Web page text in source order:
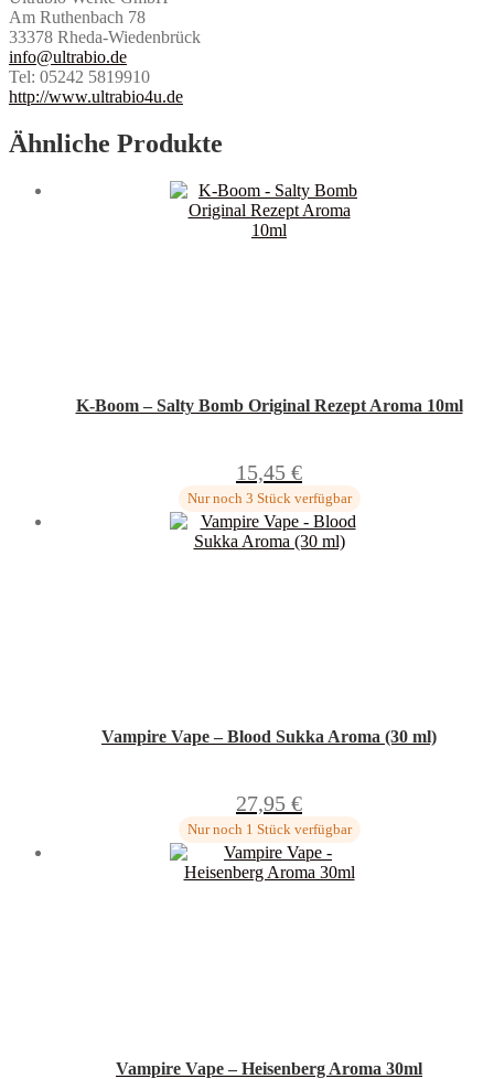
Am Ruthenbach 78
33378 Rheda-Wiedenbrück
info@ultrabio.de
Tel: 05242 5819910
http://www.ultrabio4u.de
Ähnliche Produkte
K-Boom – Salty Bomb Original Rezept Aroma 10ml
15,45 €
Nur noch 3 Stück verfügbar
Vampire Vape – Blood Sukka Aroma (30 ml)
27,95 €
Nur noch 1 Stück verfügbar
Vampire Vape – Heisenberg Aroma 30ml